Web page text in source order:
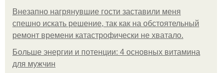
Внезапно нагрянувшие гости заставили меня
спешно искать решение, так как на обстоятельный
ремонт времени катастрофически не хватало.
Больше энергии и потенции: 4 основных витамина
для мужчин